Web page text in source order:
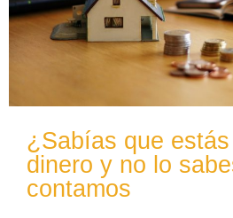
¿Sabías que
dinero y no lo
contamos